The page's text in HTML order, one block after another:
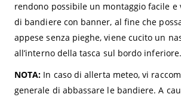
rendono possibile un montaggio facile e
di bandiere con banner, al fine che
appese senza pieghe, viene cucito un
all’interno della tasca sul bordo inferiore.
NOTA: In caso di allerta meteo, vi
generale di abbassare le bandiere. A